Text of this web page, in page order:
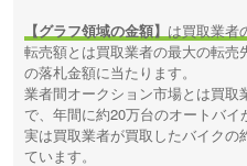
【グラフ領域の金額】 は買取業者
転売額とは買取業者の最大の転
の落札金額に当たります。
業者間オークション市場とは買
で、年間に約20万台のオートバイ
実は買取業者が買取したバイク
ています。